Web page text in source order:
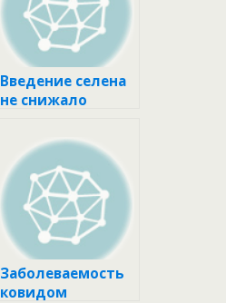
Введение селена
не снижало
дисфункцию
органов у
кардиохирургиче
ских пациентов
Заболеваемость
ковидом